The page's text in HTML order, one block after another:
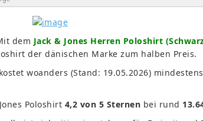
dem Jack & Jones Herren Poloshirt
der dänischen Marke zum halben Preis.
woanders (Stand: 19.05.2026) mindestens
Poloshirt 4,2 von 5 Sternen bei rund